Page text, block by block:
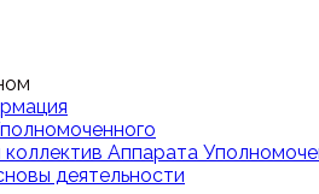
Аппарата
деятельности